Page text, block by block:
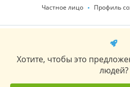
Частное лицо
Профиль
Хотите, чтобы это
людей?